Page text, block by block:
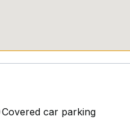
Covered car parking